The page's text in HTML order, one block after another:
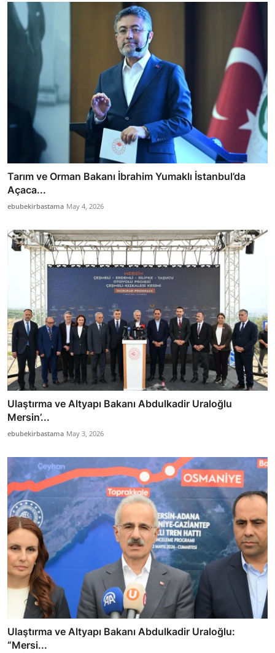
Tarım ve Orman Bakanı İbrahim Yumaklı İstanbul’da
Açaca...
ebubekirbastama May 4, 2026
Ulaştırma ve Altyapı Bakanı Abdulkadir Uraloğlu
Mersin’...
ebubekirbastama May 3, 2026
Ulaştırma ve Altyapı Bakanı Abdulkadir Uraloğlu:
“Mersi...